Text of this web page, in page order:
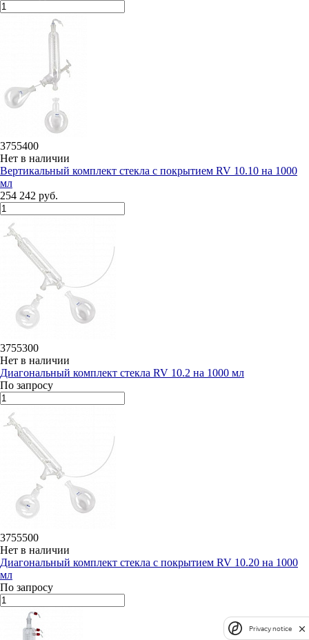
3755400
Нет в наличии
Вертикальный комплект стекла с покрытием RV 10.10 на 1000
мл
254 242 руб.
3755300
Нет в наличии
Диагональный комплект стекла RV 10.2 на 1000 мл
По запросу
3755500
Нет в наличии
Диагональный комплект стекла с покрытием RV 10.20 на 1000
мл
По запросу
Privacy notice